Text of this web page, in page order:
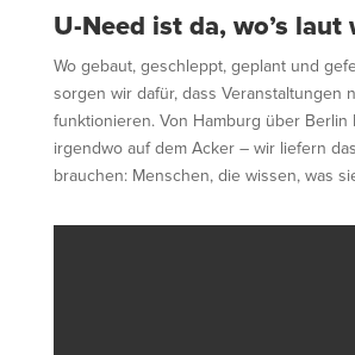
U-Need ist da, wo’s laut
Wo gebaut, geschleppt, geplant und
sorgen wir dafür, dass Veranstaltungen
funktionieren. Von Hamburg über
irgendwo auf dem Acker – wir liefern
brauchen: Menschen, die wissen, was